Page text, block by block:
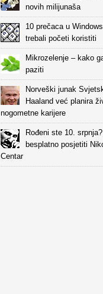
novih milijunaša
10 prečaca u
trebali početi koristiti
Mikrozelenje – kako
paziti
Norveški junak
Haaland već planira
nogometne karijere
Rođeni ste 10.
besplatno posjetiti
Centar